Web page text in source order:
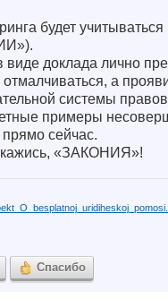
будет
виде доклада лично
а
системы
примеры
сейчас.
«ЗАКОНИЯ»!
Спасибо